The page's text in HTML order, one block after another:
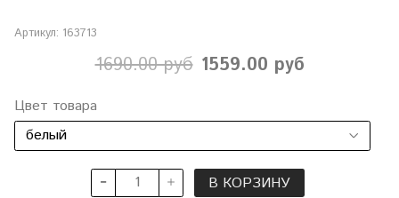
Артикул: 163713
1690.00 руб 1559.00 руб
Цвет товара
В КОРЗИНУ